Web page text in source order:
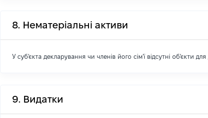
8. Нематеріальні активи
У суб'єкта декларування чи членів його сім'ї відсутні об'єкти
9. Видатки